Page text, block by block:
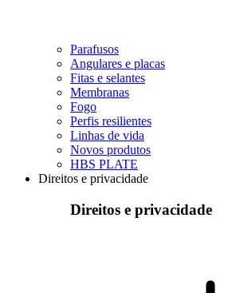
Parafusos
Angulares e placas
Fitas e selantes
Membranas
Fogo
Perfis resilientes
Linhas de vida
Novos produtos
HBS PLATE
Direitos e privacidade
Direitos e privacidade